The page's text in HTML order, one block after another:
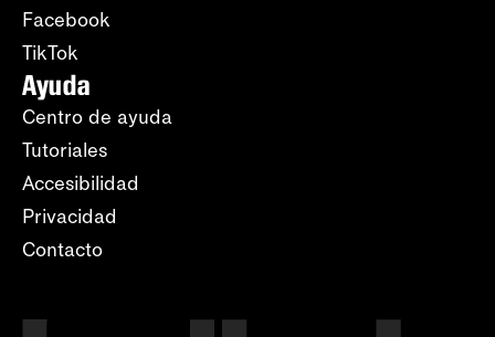
Facebook
TikTok
Ayuda
Centro de ayuda
Tutoriales
Accesibilidad
Privacidad
Contacto